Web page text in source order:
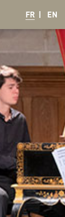
FR EN